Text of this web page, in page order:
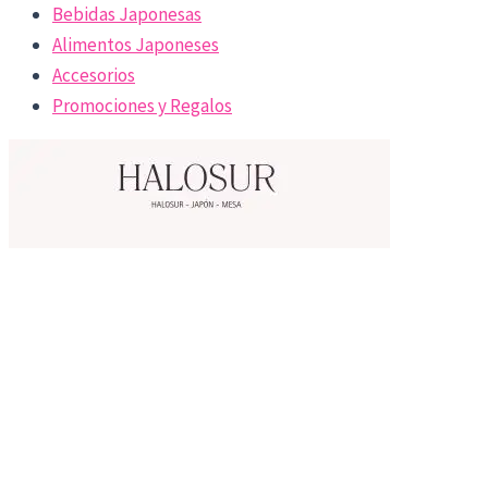
Bebidas Japonesas
Alimentos Japoneses
Accesorios
Promociones y Regalos